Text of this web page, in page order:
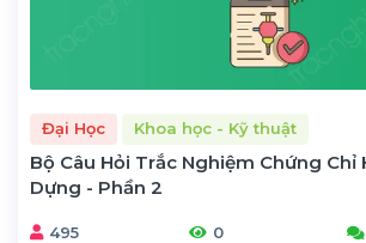
Đại Học Khoa học - Kỹ thuật
Bộ Câu Hỏi Trắc Nghiệm Chứng Chỉ
Dựng - Phần 2
495 0